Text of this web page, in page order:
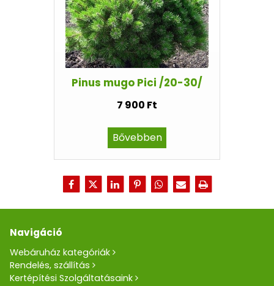
Pinus mugo Pici /20-30/
7 900 Ft
Bővebben
Navigáció
Webáruház kategóriák
Rendelés, szállítás
Kertépítési Szolgáltatásaink